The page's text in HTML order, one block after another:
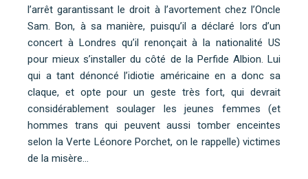
l’arrêt garantissant le droit à l’avortement chez l’Oncle
Sam. Bon, à sa manière, puisqu’il a déclaré lors d’un
concert à Londres qu’il renonçait à la nationalité US
pour mieux s’installer du côté de la Perfide Albion. Lui
qui a tant dénoncé l’idiotie américaine en a donc sa
claque, et opte pour un geste très fort, qui devrait
considérablement soulager les jeunes femmes (et
hommes trans qui peuvent aussi tomber enceintes
selon la Verte Léonore Porchet, on le rappelle) victimes
de la misère…